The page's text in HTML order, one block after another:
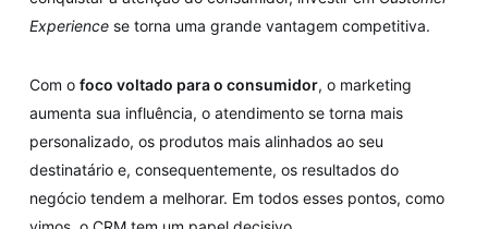
Experience se torna uma grande vantagem competitiva.
Com o foco voltado para o consumidor, o marketing
aumenta sua influência, o atendimento se torna mais
personalizado, os produtos mais alinhados ao seu
destinatário e, consequentemente, os resultados do
negócio tendem a melhorar. Em todos esses pontos, como